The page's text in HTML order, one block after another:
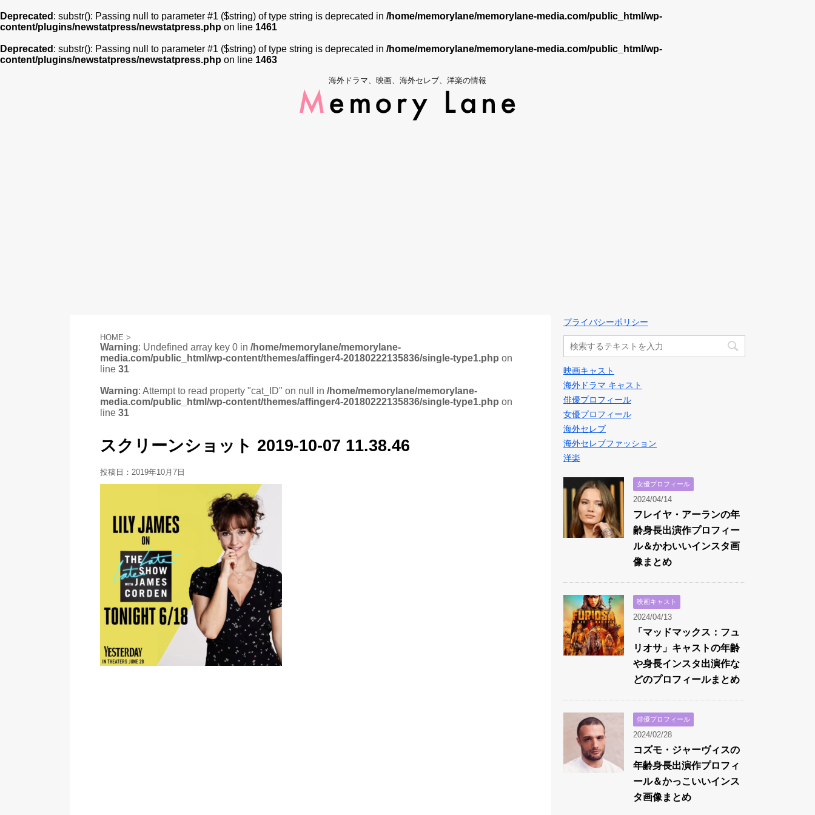
Deprecated : substr(): Passing null to parameter #1 ($string) of type string is deprecated in /home/memorylane/memorylane-media.com/public_html/wp-
content/plugins/newstatpress/newstatpress.php on line 1461
Deprecated : substr(): Passing null to parameter #1 ($string) of type string is deprecated in /home/memorylane/memorylane-media.com/public_html/wp-
content/plugins/newstatpress/newstatpress.php on line 1463
海外ドラマ、映画、海外セレブ、洋楽の情報
HOME >
Warning: Undefined array key 0 in /home/memorylane/memorylane-
media.com/public_html/wp-content/themes/affinger4-20180222135836/single-type1.php on
line 31
Warning: Attempt to read property "cat_ID" on null in /home/memorylane/memorylane-
media.com/public_html/wp-content/themes/affinger4-20180222135836/single-type1.php on
line 31
スクリーンショット 2019-10-07 11.38.46
投稿日： 2019年10月7日
プライバシーポリシー
映画キャスト
海外ドラマ キャスト
俳優プロフィール
女優プロフィール
海外セレブ
海外セレブファッション
洋楽
女優プロフィール
2024/04/14
フレイヤ・アーランの年
齢身長出演作プロフィー
ル＆かわいいインスタ画
像まとめ
映画キャスト
2024/04/13
「マッドマックス：フュ
リオサ」キャストの年齢
や身長インスタ出演作な
どのプロフィールまとめ
俳優プロフィール
2024/02/28
コズモ・ジャーヴィスの
年齢身長出演作プロフィ
ール＆かっこいいインス
タ画像まとめ